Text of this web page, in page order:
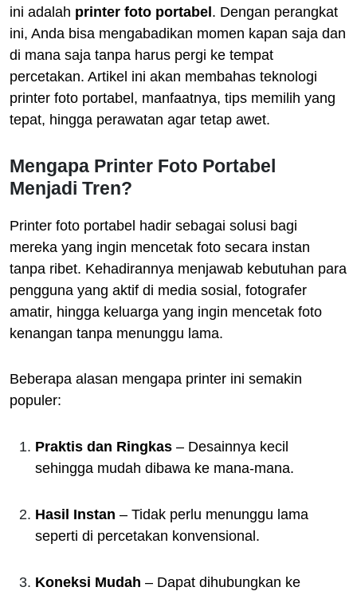
ini adalah printer foto portabel. Dengan perangkat
ini, Anda bisa mengabadikan momen kapan saja dan
di mana saja tanpa harus pergi ke tempat
percetakan. Artikel ini akan membahas teknologi
printer foto portabel, manfaatnya, tips memilih yang
tepat, hingga perawatan agar tetap awet.
Mengapa Printer Foto Portabel
Menjadi Tren?
Printer foto portabel hadir sebagai solusi bagi
mereka yang ingin mencetak foto secara instan
tanpa ribet. Kehadirannya menjawab kebutuhan para
pengguna yang aktif di media sosial, fotografer
amatir, hingga keluarga yang ingin mencetak foto
kenangan tanpa menunggu lama.
Beberapa alasan mengapa printer ini semakin
populer:
Praktis dan Ringkas – Desainnya kecil
sehingga mudah dibawa ke mana-mana.
Hasil Instan – Tidak perlu menunggu lama
seperti di percetakan konvensional.
Koneksi Mudah – Dapat dihubungkan ke